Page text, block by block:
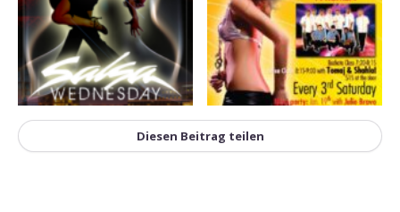
Diesen Beitrag teilen